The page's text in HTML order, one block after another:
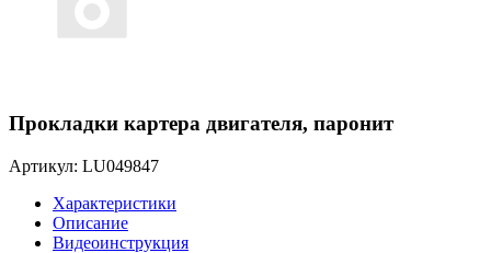
Прокладки картера двигателя, паронит
Артикул: LU049847
Характеристики
Описание
Видеоинструкция